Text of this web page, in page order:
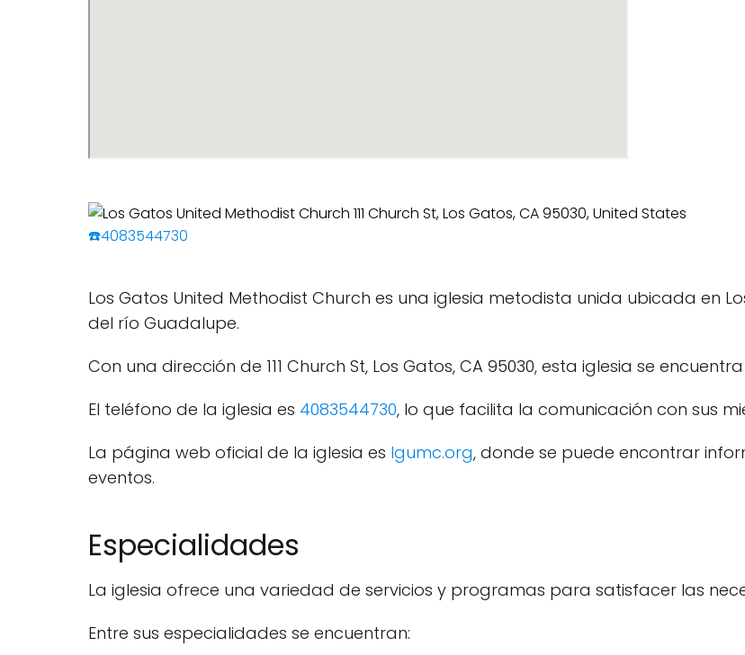
☎️4083544730
Los Gatos United Methodist Church es una iglesia metodista unida ubicada en
del río Guadalupe.
Con una dirección de 111 Church St, Los Gatos, CA 95030, esta iglesia se
El teléfono de la iglesia es 4083544730, lo que facilita la comunicación con sus
La página web oficial de la iglesia es lgumc.org, donde se puede encontrar
eventos.
Especialidades
La iglesia ofrece una variedad de servicios y programas para satisfacer las
Entre sus especialidades se encuentran: